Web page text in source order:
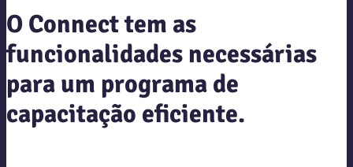
O Connect tem as
funcionalidades necessárias
para um programa de
capacitação eficiente.